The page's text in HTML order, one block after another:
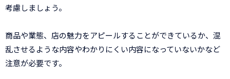
考慮しましょう。
商品や業態、店の魅力をアピールすることができているか、混
乱させるような内容やわかりにくい内容になっていないかなど
注意が必要です。